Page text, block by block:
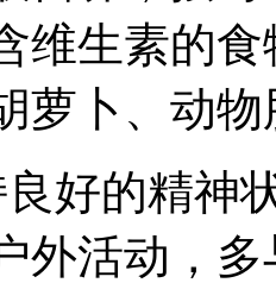
维生素的
萝卜、动
的精神状
外活动，